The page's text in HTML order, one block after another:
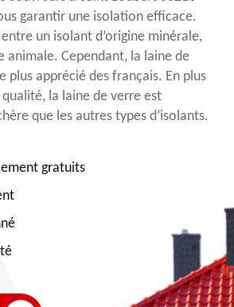
garantir une isolation efficace.
un isolant d’origine minérale,
animale. Cependant, la laine de
plus apprécié des français. En plus
qualité, la laine de verre est
que les autres types d’isolants.
gratuits